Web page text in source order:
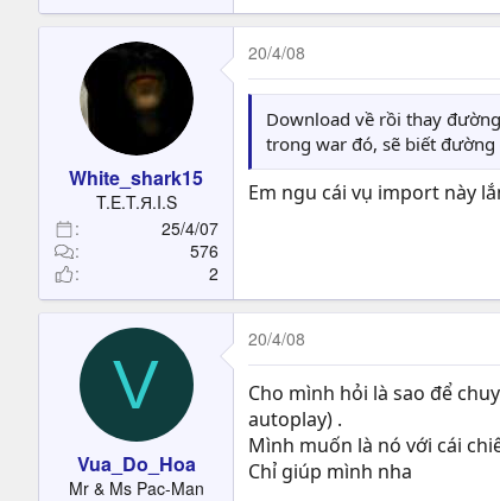
White_shark15
T.E.T.Я.I.S
25/4/07
576
2
20/4/08
Download về rồi thay
trong war đó, sẽ biết đường
Em ngu cái vụ import này
V
Vua_Do_Hoa
Mr & Ms Pac-Man
20/4/08
Cho mình hỏi là sao để
autoplay) .
Mình muốn là nó với cái
Chỉ giúp mình nha